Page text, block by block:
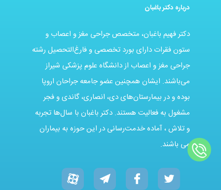
درباره دکتر باغبان
دکتر فهیم باغبان، متخصص جراحی مغز و اعصاب و
ستون فقرات دارای بورد تخصصی و فارغ‌التحصیل رشته
جراحی مغز و اعصاب از دانشگاه علوم پزشکی شیراز
می‌باشند. ایشان همچنین عضو جامعه جراحان اروپا
بوده و در بیمارستان‌های دی، انصاری، گاندی و فجر
مشغول به فعالیت هستند. دکتر باغبان با سال‌ها تجربه
و تلاش ، آماده خدمت‌رسانی در این حوزه به بیماران
می باشند.